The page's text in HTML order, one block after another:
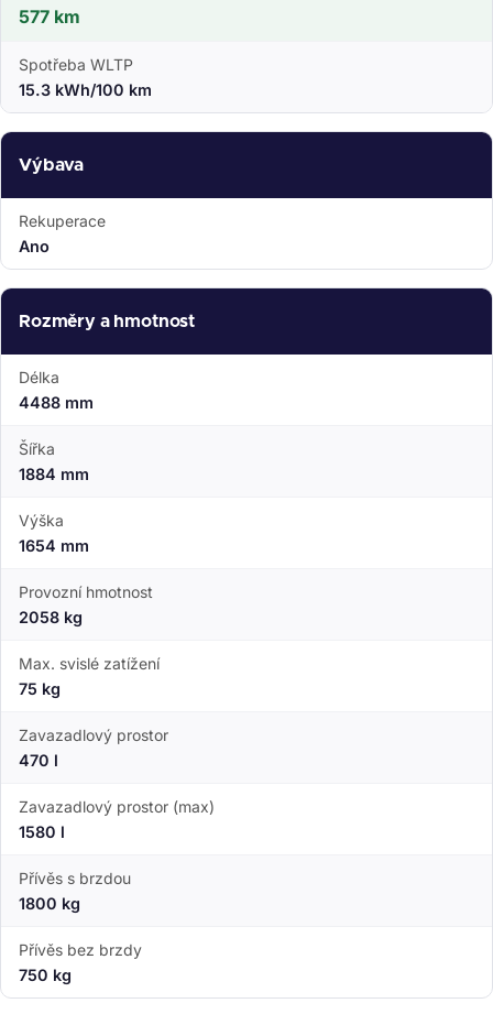
577 km
Spotřeba WLTP
15.3 kWh/100 km
Výbava
Rekuperace
Ano
Rozměry a hmotnost
Délka
4488 mm
Šířka
1884 mm
Výška
1654 mm
Provozní hmotnost
2058 kg
Max. svislé zatížení
75 kg
Zavazadlový prostor
470 l
Zavazadlový prostor (max)
1580 l
Přívěs s brzdou
1800 kg
Přívěs bez brzdy
750 kg